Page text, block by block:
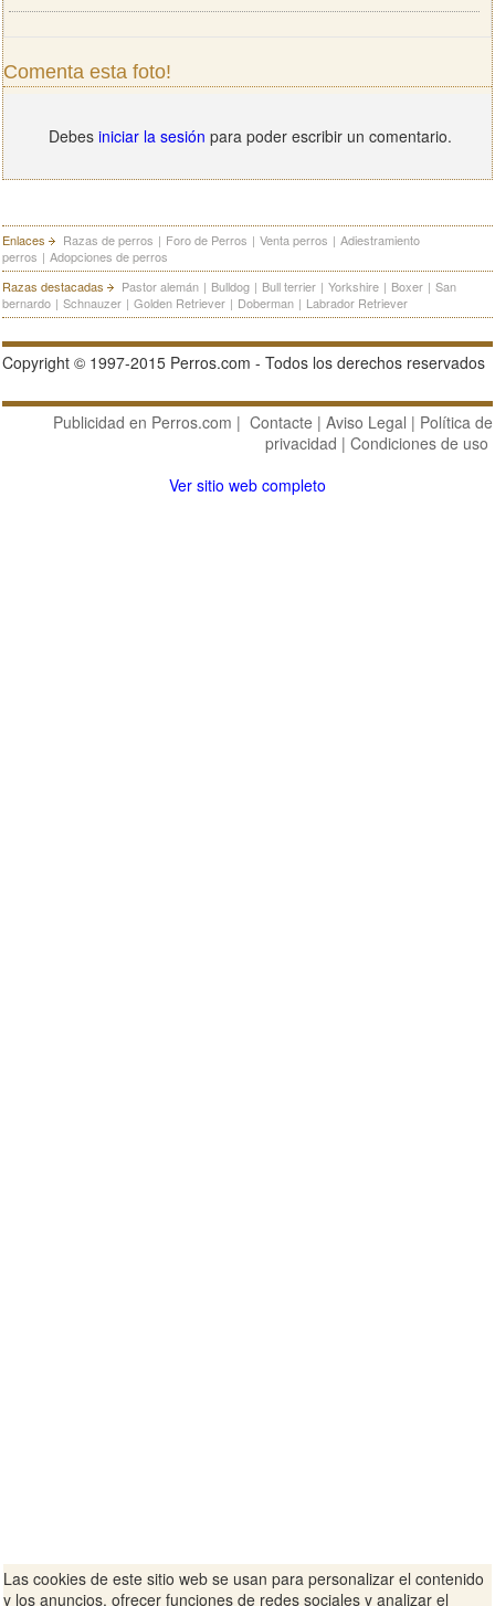
Comenta esta foto!
Debes iniciar la sesión para poder escribir un comentario.
Enlaces Razas de perros | Foro de Perros | Venta perros | Adiestramiento
perros | Adopciones de perros
Razas destacadas
Pastor alemán | Bulldog | Bull terrier | Yorkshire | Boxer | San
bernardo | Schnauzer | Golden Retriever | Doberman | Labrador Retriever
Copyright © 1997-2015 Perros.com - Todos los derechos reservados
Publicidad en Perros.com | Contacte | Aviso Legal | Política de
privacidad | Condiciones de uso
Ver sitio web completo
Las cookies de este sitio web se usan para personalizar el contenido
y los anuncios, ofrecer funciones de redes sociales y analizar el